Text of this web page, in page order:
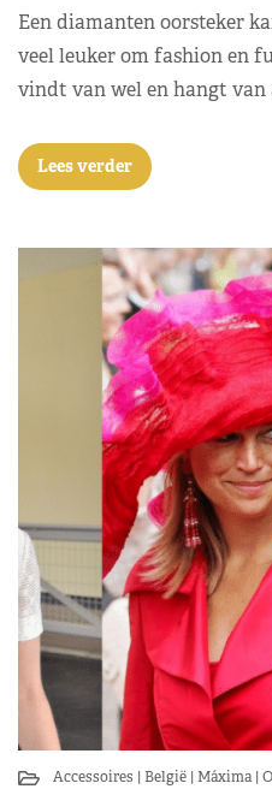
Een diamanten oorsteker
veel leuker om fashion en
vindt van wel en hangt van
Lees verder
Accessoires België Máxima